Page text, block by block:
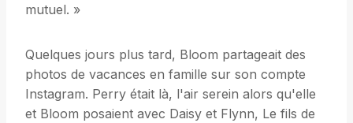
mutuel. »
Quelques jours plus tard, Bloom partageait des
photos de vacances en famille sur son compte
Instagram. Perry était là, l'air serein alors qu'elle
et Bloom posaient avec Daisy et Flynn, Le fils de